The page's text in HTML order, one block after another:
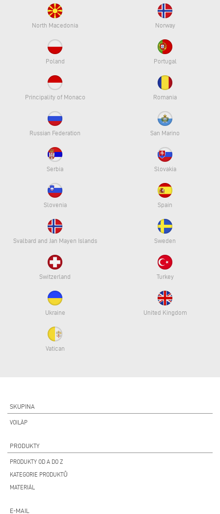
North Macedonia Norway
Poland Portugal
Principality of Monaco Romania
Russian Federation San Marino
Serbia Slovakia
Slovenia Spain
Svalbard and Jan Mayen Islands Sweden
Switzerland Turkey
Ukraine United Kingdom
Vatican
SKUPINA
VOILÀP
PRODUKTY
PRODUKTY OD A DO Z
KATEGORIE PRODUKTŮ
MATERIÁL
E-MAIL